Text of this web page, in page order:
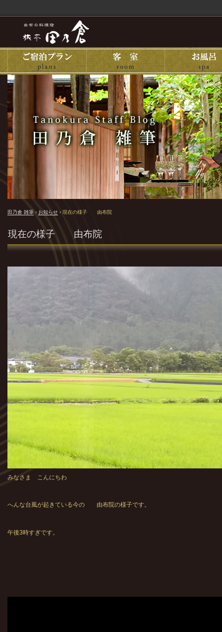
田乃倉 雑筆 › お知らせ › 現在の様子 由布院
現在の様子 由布院
みなさま こんにちわ
へんな台風が起きている今の 由布院の様子です。
午後3時すぎです。